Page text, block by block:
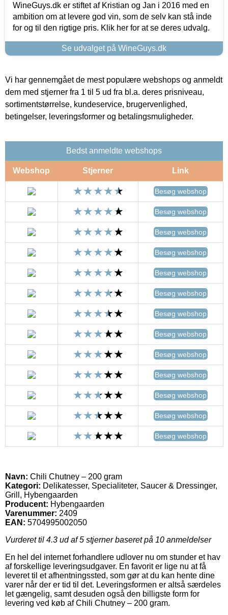
WineGuys.dk er stiftet af Kristian og Jan i 2016 med en
ambition om at levere god vin, som de selv kan stå inde
for og til den rigtige pris. Klik her for at se deres udvalg.
Se udvalget på WineGuys.dk
Vi har gennemgået de mest populære webshops og anmeldt
dem med stjerner fra 1 til 5 ud fra bl.a. deres prisniveau,
sortimentstørrelse, kundeservice, brugervenlighed,
betingelser, leveringsformer og betalingsmuligheder.
Bedst anmeldte webshops
Webshop Stjerner Link
Besøg webshop
Besøg webshop
Besøg webshop
Besøg webshop
Besøg webshop
Besøg webshop
Besøg webshop
Besøg webshop
Besøg webshop
Besøg webshop
Besøg webshop
Besøg webshop
Besøg webshop
Navn: Chili Chutney – 200 gram
Kategori: Delikatesser, Specialiteter, Saucer & Dressinger,
Grill, Hybengaarden
Producent: Hybengaarden
Varenummer: 2409
EAN: 5704995002050
Vurderet til 4.3 ud af 5 stjerner baseret på 10 anmeldelser
En hel del internet forhandlere udlover nu om stunder et hav
af forskellige leveringsudgaver. En favorit er lige nu at få
leveret til et afhentningssted, som gør at du kan hente dine
varer når der er tid til det. Leveringsformen er altså særdeles
let gængelig, samt desuden også den billigste form for
levering ved køb af Chili Chutney – 200 gram.